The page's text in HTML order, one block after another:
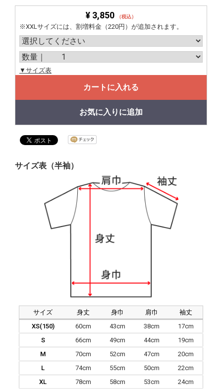
¥ 3,850 （税込）
※XXLサイズには、割増料金（220円）が追加されます。
▼サイズ表
カートに入れる
お気に入りに追加
サイズ表（半袖）
サイズ 身丈 身巾 肩巾
袖丈
XS(150)
60cm 43cm 38cm
17cm
S
66cm 49cm 44cm
19cm
M
70cm 52cm 47cm
20cm
L
74cm 55cm 50cm
22cm
XL
78cm 58cm 53cm 24cm